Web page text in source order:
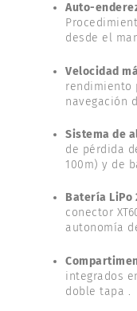
Auto-
desde el
Velocidad
rendimiento
navegación
Sistema de
de pérdida
100m) y de
Batería LiPo
conector
autonomía
integrados
doble tapa .